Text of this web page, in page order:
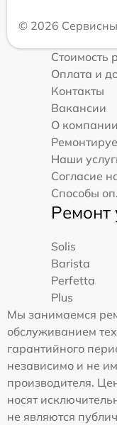
© 2026
Стоимость
Оплата и
Контакты
Вакансии
О компании
Наши
Согласие
Способы
Ремонт
Solis
Barista
Perfetta
Plus
Мы занимаемся
обслуживанием
гарантийного
независимо и не
производителя.
носят
не являются